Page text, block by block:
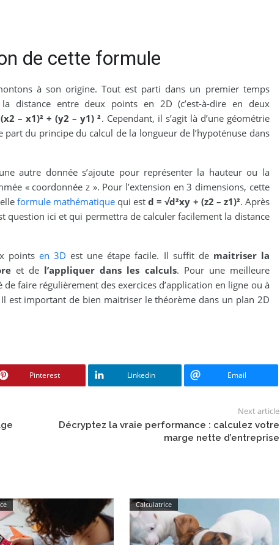
de cette formule
à son origine. Tout est parti dans un premier temps
distance entre deux points en 2D (c’est-à-dire en deux
– x1)² + (y2 – y1) ². Cependant, il s’agit là d’une géométrie
part du principe du calcul de la longueur de l’hypoténuse dans
autre donnée s’ajoute pour représenter la hauteur ou la
« coordonnée z ». Pour l’extension en 3 dimensions, cette
formule mathématique qui estd = √d²xy + (z2 – z1)². Après
ici et qui permettra de calculer facilement la distance
pointsen 3D est une étape facile. Il suffit de maitriser la
et de l’appliquer dans les calculs. Pour une meilleure
faire régulièrement des exercices d’application en ligne ou à
est important de bien maitriser le théorème dans un plan 2D
Pinterest Linkedin Email
Next article
Décryptez la vraie performance : calculez votre
marge nette d’entreprise
Calculatrice